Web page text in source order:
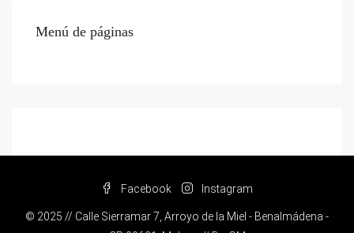
Menú de páginas
Facebook Instagram
© 2025 // Calle Sierramar 7, Arroyo de la Miel - Benalmádena -